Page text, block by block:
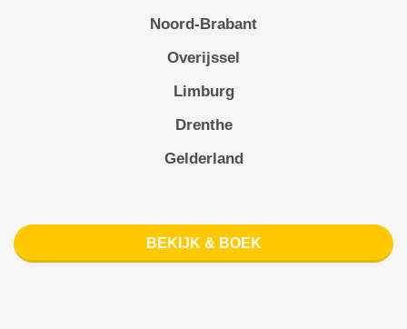
Noord-Brabant
Overijssel
Limburg
Drenthe
Gelderland
BEKIJK & BOEK